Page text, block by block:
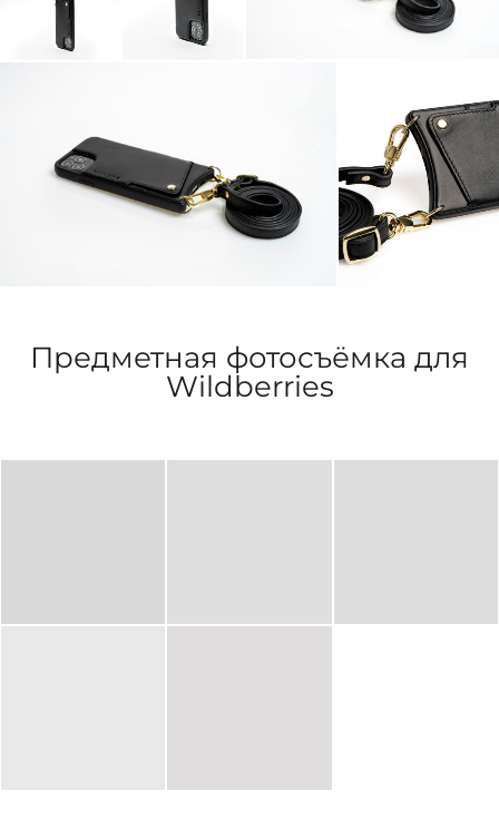
Предметная фотосъёмка для
Wildberries